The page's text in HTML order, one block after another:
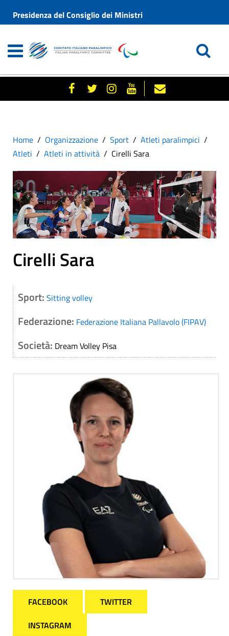
Presidenza del Consiglio dei Ministri
Home Organizzazione Sport
Atleti paralimpici
Atleti
Atleti in attività Cirelli Sara
Cirelli Sara
Sport: Sitting volley
Federazione: Federazione Italiana Pallavolo (FIPAV)
Società: Dream Volley Pisa
FACEBOOK
TWITTER
INSTAGRAM